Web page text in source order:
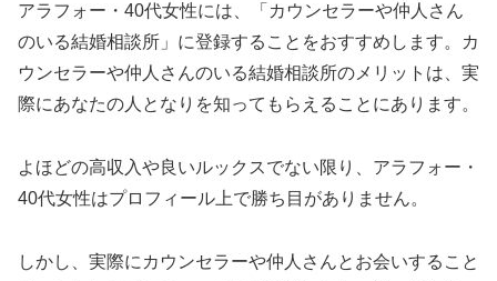
アラフォー・40代女性には、「カウンセラーや仲人さん
のいる結婚相談所」に登録することをおすすめします。カ
ウンセラーや仲人さんのいる結婚相談所のメリットは、実
際にあなたの人となりを知ってもらえることにあります。
よほどの高収入や良いルックスでない限り、アラフォー・
40代女性はプロフィール上で勝ち目がありません。
しかし、実際にカウンセラーや仲人さんとお会いすること